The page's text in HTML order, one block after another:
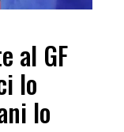
al GF
lo
lo